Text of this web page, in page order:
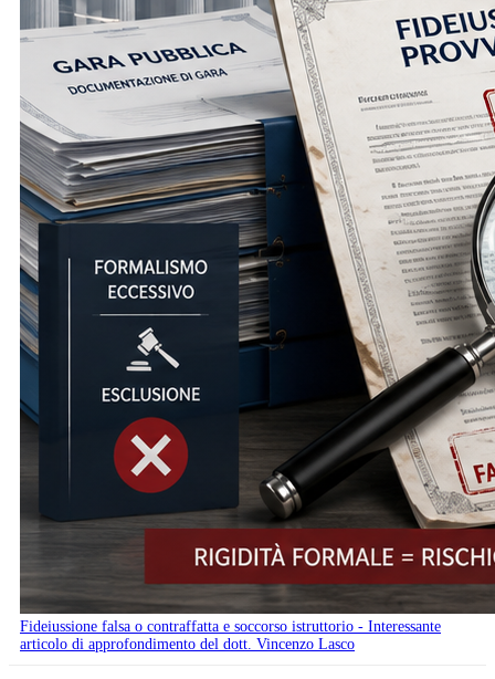
Fideiussione falsa o contraffatta e soccorso istruttorio - Interessante
articolo di approfondimento del dott. Vincenzo Lasco